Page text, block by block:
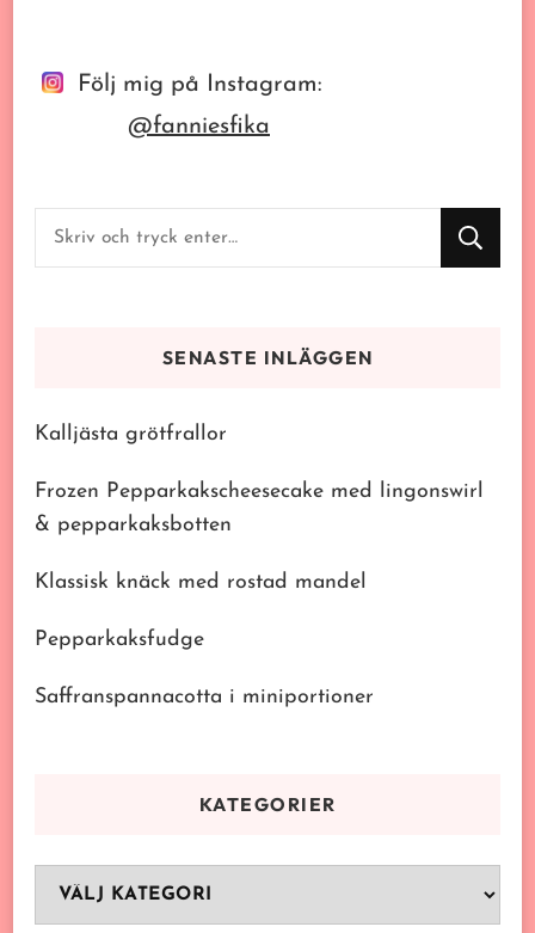
Följ mig på Instagram:
@fanniesfika
Letar
du
SENASTE INLÄGGEN
Kalljästa grötfrallor
Frozen Pepparkakscheesecake med lingonswirl
& pepparkaksbotten
Klassisk knäck med rostad mandel
Pepparkaksfudge
Saffranspannacotta i miniportioner
KATEGORIER
Kategorier